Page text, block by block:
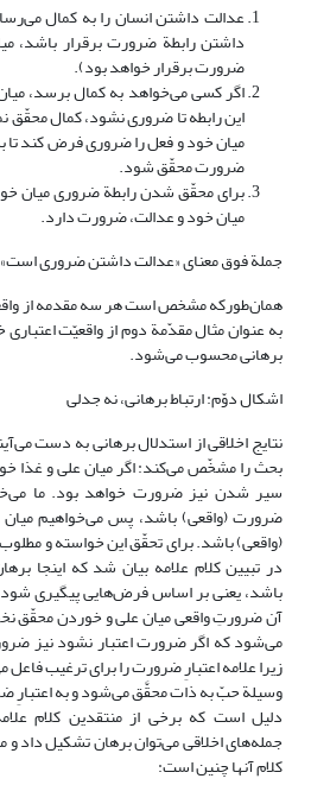
عدالت داشتن انسان را به کمال
داشتن رابطة ضرورت برقرار باشد،
ضرورت برقرار خواهد بود).
اگر کسی می‌خواهد به کمال برسد،
این رابطه تا ضروری نشود، کمال محقّق
میان خود و فعل را ضروری فرض کند تا
ضرورت محقّق شود.
برای محقّق شدن رابطة ضروری میان
میان خود و عدالت، ضرورت دارد.
جملة فوق معنای «عدالت داشتن ضروری است»
همان‌طورکه مشخص است هر سه مقدمه از
به عنوان مثال مقدّمة دوم از واقعیّت
برهانی محسوب می‌شود.
اشکال دوّم: ارتباط برهانی، نه جدلی
نتایج اخلاقی از استدلال برهانی به دست
بحث را مشخّص می‌کند: اگر میان علی و غذا
سیر شدن نیز ضرورت خواهد بود. ما
ضرورت (واقعی) باشد، پس می‌خواهیم
(واقعی) باشد. برای تحقّق این خواسته و
در تبیین کلام علامه بیان شد که اینجا
باشد، یعنی بر اساس فرض‌هایی پیگیری
آن ضرورتِ واقعی میان علی و خوردن محقّق
می‌شود که اگر ضرورت اعتبار نشود نیز
زیرا علامه اعتبارِ ضرورت را برای ترغیب
وسیلة حبّ به ذات محقَّق می‌شود و به اعتبارِ
دلیل است که برخی از منتقدین کلام
جمله‌های اخلاقی می‌توان برهان تشکیل داد و
کلام آنها چنین است: